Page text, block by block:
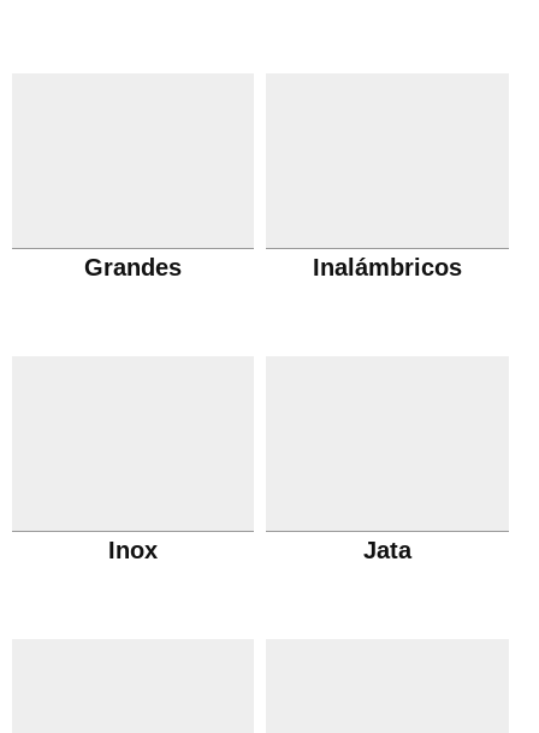
Grandes Inalámbricos
Inox Jata